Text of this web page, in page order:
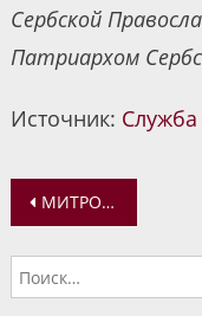
Сербской
Патриархом
Источник:
Навигация
по
записям
МИТРОПОЛИТ ЗАГРЕБСКО-ЛЮБЛЯНСКИЙ ПОРФИРИЙ ИЗБРАН ПАТРИАРХОМ СЕРБСКИМ